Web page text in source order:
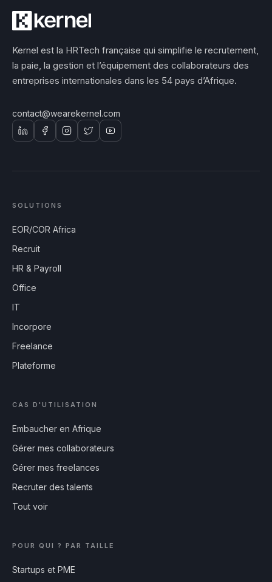
Kernel est la HRTech française qui simplifie le recrutement,
la paie, la gestion et l’équipement des collaborateurs des
entreprises internationales dans les 54 pays d’Afrique.
contact@wearekernel.com
SOLUTIONS
EOR/COR Africa
Recruit
HR & Payroll
Office
IT
Incorpore
Freelance
Plateforme
CAS D'UTILISATION
Embaucher en Afrique
Gérer mes collaborateurs
Gérer mes freelances
Recruter des talents
Tout voir
POUR QUI ? PAR TAILLE
Startups et PME